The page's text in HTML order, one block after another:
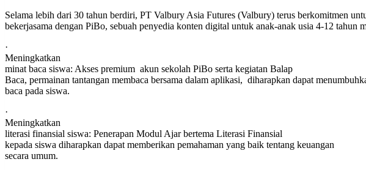
Selama lebih dari 30 tahun berdiri, PT Valbury Asia Futures (Valbury) terus berkomitmen
bekerjasama dengan PiBo, sebuah penyedia konten digital untuk anak-anak usia 4-12 tahun
·
Meningkatkan
minat baca siswa: Akses premium akun sekolah PiBo serta kegiatan Balap
Baca, permainan tantangan membaca bersama dalam aplikasi, diharapkan dapat
baca pada siswa.
·
Meningkatkan
literasi finansial siswa: Penerapan Modul Ajar bertema Literasi Finansial
kepada siswa diharapkan dapat memberikan pemahaman yang baik tentang keuangan
secara umum.